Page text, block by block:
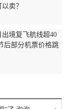
卖？
出境复飞航线超40
后部分机票价格跳